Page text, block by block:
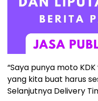
“Saya punya moto
yang kita buat harus
Selanjutnya Delivery